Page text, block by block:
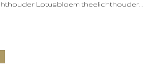
Lotusbloem theelichthouder…